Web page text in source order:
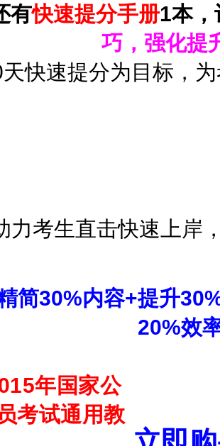
有快速提分手册1本，
巧，强化提
天快速提分为目标，
力考生直击快速上岸
简30%内容+提升
20%效